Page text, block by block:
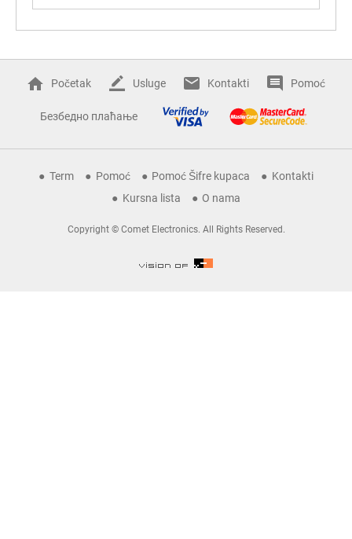
Početak Usluge Kontakti Pomoć
Безбедно плаћање
Term Pomoć Pomoć Šifre kupaca
Kontakti
Kursna lista
O nama
Copyright © Comet Electronics. All Rights Reserved.